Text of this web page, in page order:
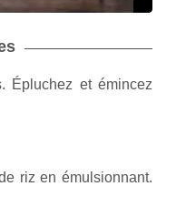
Épluchez et émincez
riz en émulsionnant.